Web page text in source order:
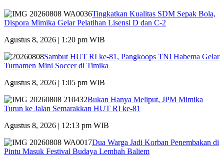
Tingkatkan Kualitas SDM Sepak Bola,
Dispora Mimika Gelar Pelatihan Lisensi D dan C-2
Agustus 8, 2026 | 1:20 pm WIB
Sambut HUT RI ke-81, Pangkoops TNI Habema Gelar
Turnamen Mini Soccer di Timika
Agustus 8, 2026 | 1:05 pm WIB
Bukan Hanya Meliput, JPM Mimika
Turun ke Jalan Semarakkan HUT RI ke-81
Agustus 8, 2026 | 12:13 pm WIB
Dua Warga Jadi Korban Penembakan di
Pintu Masuk Festival Budaya Lembah Baliem